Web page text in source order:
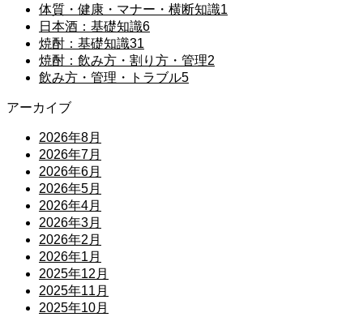
体質・健康・マナー・横断知識1
日本酒：基礎知識6
焼酎：基礎知識31
焼酎：飲み方・割り方・管理2
飲み方・管理・トラブル5
アーカイブ
2026年8月
2026年7月
2026年6月
2026年5月
2026年4月
2026年3月
2026年2月
2026年1月
2025年12月
2025年11月
2025年10月